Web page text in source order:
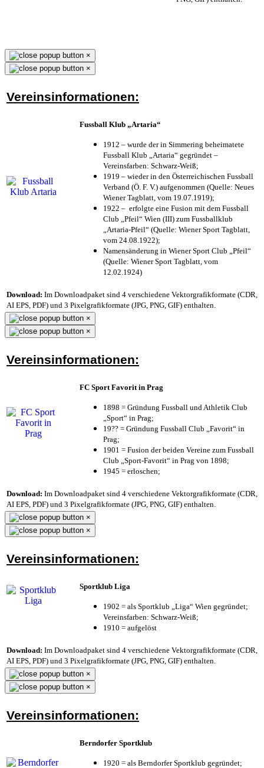
×
×
Vereinsinformationen:
Fussball Klub „Artaria“
1912 – wurde der in Simmering beheimatete
Fussball Klub „Artaria“ gegründet –
Vereinsfarben: Schwarz-Weiß;
1919 – wieder in den Österreichischen Fussball
Verband (Ö. F. V.) aufgenommen (Quelle: Neues
Wiener Tagblatt, vom 19.07.1919);
1922 – erfolgte eine Fusion mit dem Fussball
Club „Pfeil“ Wien (III) zum Fussballklub
„Artaria-Pfeil“ (Quelle: Wiener Sport Tagblatt,
vom 24.08.1922);
Namensänderung in Wiener Sport Club „Pfeil“
(Quelle: Wiener Sport Tagblatt, vom
12.02.1924)
Download: Im Downloadpaket sind 4 verschiedene Vektorgrafikformate (CDR,
AI EPS, PDF) und 3 Pixelgrafikformate (JPG, PNG, GIF) enthalten.
×
×
Vereinsinformationen:
FC Sport Favorit in Prag
1898 = Gründung Fussball und Athletik Club
„Sport“ in Prag;
19?? = Gründung Fussball Club „Favorit“ in
Prag;
1901 = Fusion der beiden Vereine zum Fussball
Club „Sport-Favorit“ in Prag von 1898;
1945 = erloschen;
Download: Im Downloadpaket sind 4 verschiedene Vektorgrafikformate (CDR,
AI EPS, PDF) und 3 Pixelgrafikformate (JPG, PNG, GIF) enthalten.
×
×
Vereinsinformationen:
Sportklub Liga
1902 = als Sportklub „Liga“ Wien gegründet;
Vereinsfarben: Schwarz-Weiß;
1910 = aufgelöst
Download: Im Downloadpaket sind 4 verschiedene Vektorgrafikformate (CDR,
AI EPS, PDF) und 3 Pixelgrafikformate (JPG, PNG, GIF) enthalten.
×
×
Vereinsinformationen:
Berndorfer Sportklub
1920 = als Berndorfer Sportklub gegründet;